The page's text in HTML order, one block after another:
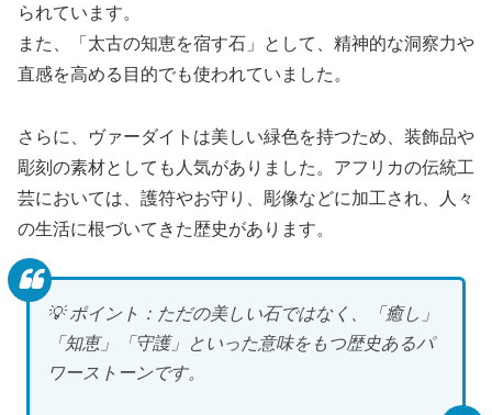
られています。
また、「太古の知恵を宿す石」として、精神的な洞察力や
直感を高める目的でも使われていました。
さらに、ヴァーダイトは美しい緑色を持つため、装飾品や
彫刻の素材としても人気がありました。アフリカの伝統工
芸においては、護符やお守り、彫像などに加工され、人々
の生活に根づいてきた歴史があります。
💡 ポイント：ただの美しい石ではなく、「癒し」
「知恵」「守護」といった意味をもつ歴史あるパ
ワーストーンです。